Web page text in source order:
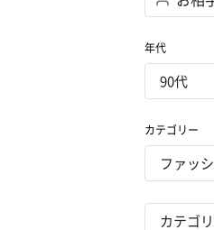
年代
カテゴリー